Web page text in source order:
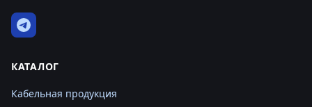
КАТАЛОГ
Кабельная продукция